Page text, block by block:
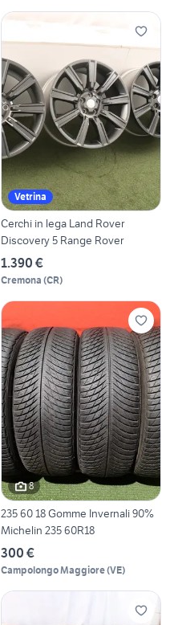
Vetrina
Cerchi in lega Land Rover
Discovery 5 Range Rover
1.390 €
Cremona (CR)
8
235 60 18 Gomme Invernali 90%
Michelin 235 60R18
300 €
Campolongo Maggiore(VE)